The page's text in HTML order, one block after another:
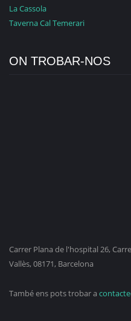
La Cassola
Taverna Cal Temerari
ON TROBAR-NOS
Carrer Plana de l'hospital 26,
Vallès, 08171, Barcelona
També ens pots trobar a